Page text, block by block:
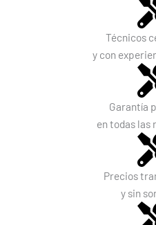
Técnicos
y con
Garantía
en todas las
Precios
y sin